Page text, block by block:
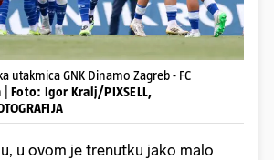
utakmica GNK Dinamo Zagreb - FC
Foto: Igor Kralj/PIXSELL,
u ovom je trenutku jako malo